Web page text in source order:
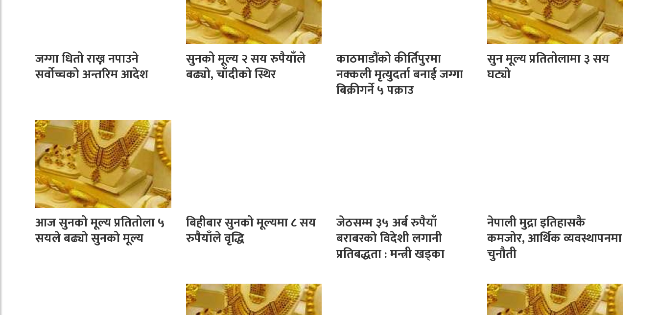
जग्गा धितो राख्न नपाउने
सर्वोच्चको अन्तरिम आदेश
सुनको मूल्य २ सय रुपैयाँले
बढ्यो, चाँदीको स्थिर
काठमाडौंको कीर्तिपुरमा
नक्कली मृत्युदर्ता बनाई जग्गा
बिक्रीगर्ने ५ पक्राउ
सुन मूल्य प्रतितोलामा ३ सय
घट्यो
आज सुनको मूल्य प्रतितोला ५
सयले बढ्यो सुनको मूल्य
बिहीबार सुनको मूल्यमा ८ सय
रुपैयाँले वृद्धि
जेठसम्म ३५ अर्ब रुपैयाँ
बराबरको विदेशी लगानी
प्रतिबद्धता : मन्त्री खड्का
नेपाली मुद्रा इतिहासकै
कमजोर, आर्थिक व्यवस्थापनमा
चुनौती